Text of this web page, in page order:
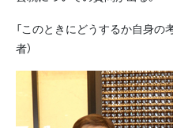
「このときにどうするか自身の
者）